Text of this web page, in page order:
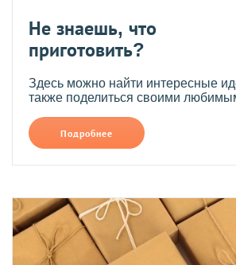
Не знаешь, что
приготовить?
Здесь можно найти интересные
также поделиться своими
Подробнее